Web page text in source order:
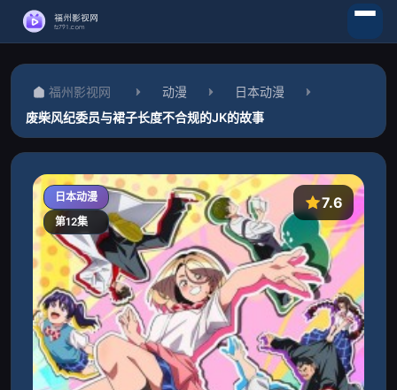
福州影视网 动漫
日本动漫
废柴风纪委员与裙子长度不合规的JK的故事
日本动漫
第12集
7.6